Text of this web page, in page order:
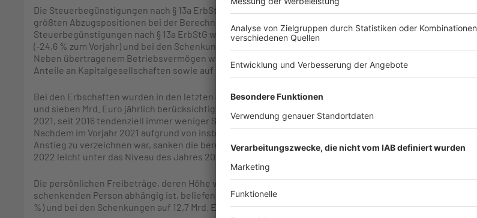
Die Steuerbegünstigungen nach § 13a ErbStG und die persönlichen Freibeträge stellen die wertmäßig
größten Abzugspositionen bei der Berechnung der Erbschaft- und Schenkungsteuer dar. Die
Steuerbegünstigungen nach § 13a ErbStG wurden im Jahr 2022 bei den Erbschaften mit 3,9 Mrd. Euro
(-24,6 % zum Vorjahr) und bei den Schenkungen mit 14,2 Mrd. Euro (-55,0 % zum Vorjahr) berücksichtigt.
Neben übertragenem Betriebsvermögen werden die Steuerbegünstigungen nach § 13a ErbStG auch auf
Anteile an Kapitalgesellschaften sowie auf land- und forstwirtschaftliches Vermögen gewährt.
Bei den Erbschaften wurden in den letzten Jahren Steuerbegünstigungen nach § 13a ErbStG zwischen drei
und sieben Mrd. Euro jährlich berücksichtigt. Bei den Schenkungen wurden, mit einer Ausnahme im Jahr
2021, seit 2016 tendenziell immer weniger Steuerbegünstigungen nach § 13a ErbStG berücksichtigt.
Nachdem im Vorjahr 2021 aufgrund von insbesondere übertragenem Betriebsvermögen ein deutlicher
Anstieg zu verzeichnen war, sanken die berücksichtigten Steuerbegünstigungen nach § 13a ErbStG im Jahr
2022 leicht unter das Niveau des Jahres 2020.
Die persönlichen Freibeträge, deren Höhe vom Verwandtschafts­verhältnis zur verstorbenen oder
schenkenden Person abhängig ist, beliefen sich im Jahr 2022 bei den Erbschaften auf 16,4 Mrd. Euro (-2,4
%) und bei den Schenkungen auf 12,7 Mrd. Euro (+1,8 %).